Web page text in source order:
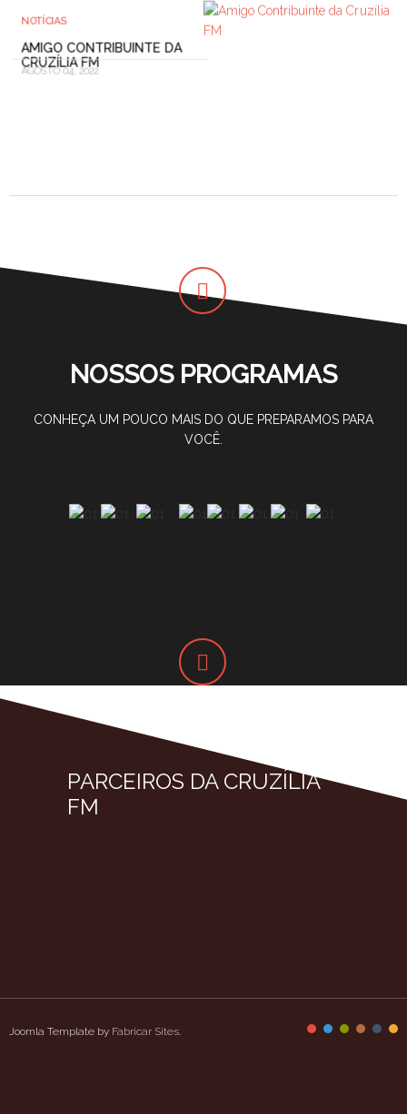
NOTÍCIAS
AMIGO CONTRIBUINTE DA
CRUZÍLIA FM
AGOSTO 04, 2022
NOSSOS PROGRAMAS
CONHEÇA UM POUCO MAIS DO QUE PREPARAMOS PARA
VOCÊ.
PARCEIROS DA CRUZÍLIA
FM
Joomla Template by Fabricar Sites.